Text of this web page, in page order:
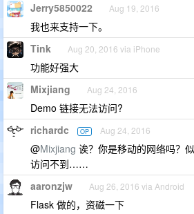
Jerry5850022 Aug 19, 2016
我也来支持一下。
Tink Aug 20, 2016 via iPhone
功能好强大
Mixjiang Aug 24, 2016
Demo 链接无法访问?
richardc OP Aug 24, 2016
@Mixjiang 诶？你是移动的网络吗？
访问不到……
aaronzjw Aug 26, 2016 via Android
Flask 做的，资磁一下